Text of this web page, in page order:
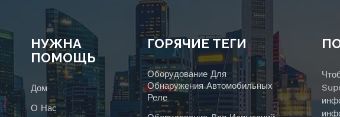
НУЖНА
ПОМОЩЬ
Дом
О Нас
ГОРЯЧИЕ ТЕГИ
Оборудование Для
Обнаружения Автомобильных
Реле